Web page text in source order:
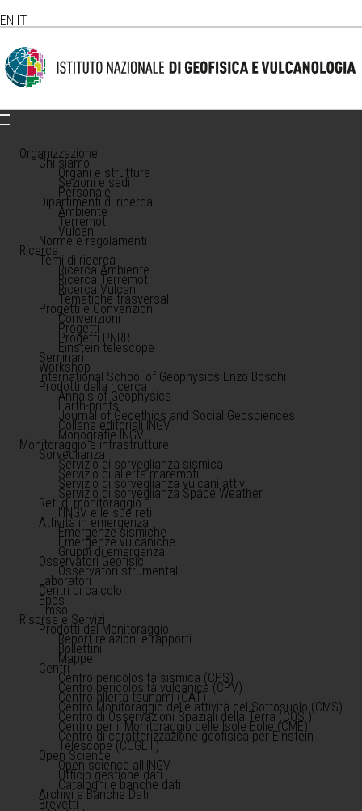
EN IT
Organizzazione
Chi siamo
Organi e strutture
Sezioni e sedi
Personale
Dipartimenti di ricerca
Ambiente
Terremoti
Vulcani
Norme e regolamenti
Ricerca
Temi di ricerca
Ricerca Ambiente
Ricerca Terremoti
Ricerca Vulcani
Tematiche trasversali
Progetti e Convenzioni
Convenzioni
Progetti
Progetti PNRR
Einstein telescope
Seminari
Workshop
International School of Geophysics Enzo Boschi
Prodotti della ricerca
Annals of Geophysics
Earth-prints
Journal of Geoethics and Social Geosciences
Collane editoriali INGV
Monografie INGV
Monitoraggio e infrastrutture
Sorveglianza
Servizio di sorveglianza sismica
Servizio di allerta maremoti
Servizio di sorveglianza vulcani attivi
Servizio di sorveglianza Space Weather
Reti di monitoraggio
l'INGV e le sue reti
Attività in emergenza
Emergenze sismiche
Emergenze vulcaniche
Gruppi di emergenza
Osservatori Geofisici
Osservatori strumentali
Laboratori
Centri di calcolo
Epos
Emso
Risorse e Servizi
Prodotti del Monitoraggio
Report relazioni e rapporti
Bollettini
Mappe
Centri
Centro pericolosità sismica (CPS)
Centro pericolosità vulcanica (CPV)
Centro allerta tsunami (CAT)
Centro Monitoraggio delle attività del Sottosuolo (CMS)
Centro di Osservazioni Spaziali della Terra (COS )
Centro per il Monitoraggio delle Isole Eolie (CME)
Centro di caratterizzazione geofisica per Einstein
Telescope (CCGET)
Open Science
Open science all'INGV
Ufficio gestione dati
Cataloghi e banche dati
Archivi e Banche Dati
Brevetti